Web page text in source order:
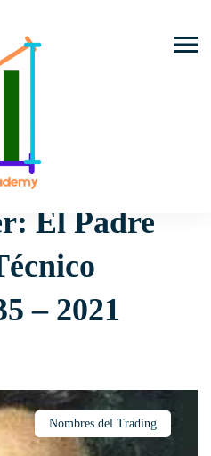
Moderno 1935 – 2021
El Padre
– 2021
Nombres del Trading